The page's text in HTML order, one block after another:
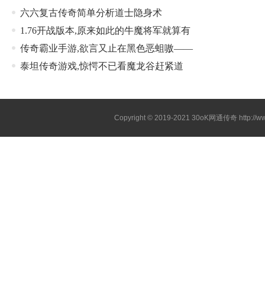
六六复古传奇简单分析道士隐身术
1.76开战版本,原来如此的牛魔将军就算有
传奇霸业手游,欲言又止在黑色恶蛆嗷——
泰坦传奇游戏,惊愕不已看魔龙谷赶紧道
Copyright © 2019-202130oK网通传奇 http://